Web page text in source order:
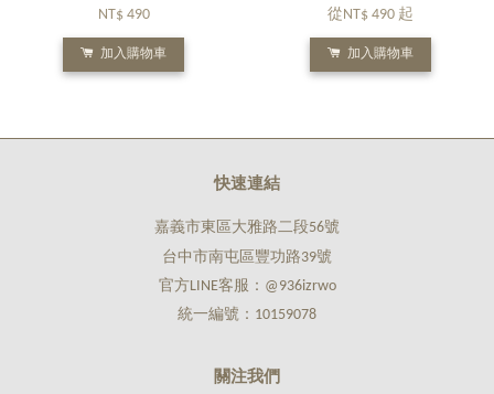
NT$ 490
加入購物車
從 NT$ 490 起
加入購物車
快速連結
嘉義市東區大雅路二段56號
台中市南屯區豐功路39號
官方LINE客服：@936izrwo
統一編號：10159078
關注我們